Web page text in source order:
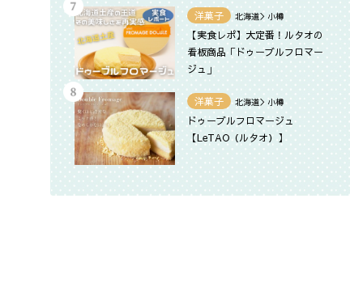
洋菓子 北海道＞小樽
【実食レポ】大定番！ルタオの
看板商品「ドゥーブルフロマー
ジュ」
洋菓子 北海道＞小樽
ドゥーブルフロマージュ
【LeTAO（ルタオ）】